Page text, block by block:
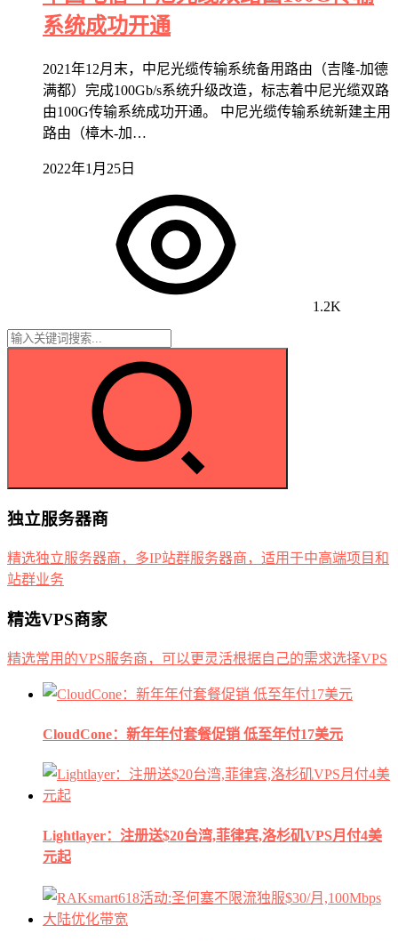
系统成功开通
2021年12月末，中尼光缆传输系统备用路由（吉隆-加德
满都）完成100Gb/s系统升级改造，标志着中尼光缆双路
由100G传输系统成功开通。 中尼光缆传输系统新建主用
路由（樟木-加…
2022年1月25日
1.2K
独立服务器商
精选独立服务器商，多IP站群服务器商，适用于中高端项目和
站群业务
精选VPS商家
精选常用的VPS服务商，可以更灵活根据自己的需求选择VPS
CloudCone：新年年付套餐促销 低至年付17美元
Lightlayer：注册送$20台湾,菲律宾,洛杉矶VPS月付4美
元起